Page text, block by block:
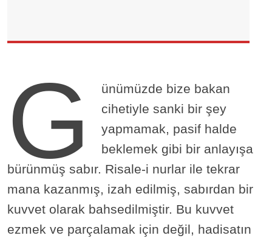
G
ünümüzde bize bakan
cihetiyle sanki bir şey
yapmamak, pasif halde
beklemek gibi bir anlayışa
bürünmüş sabır. Risale-i nurlar ile tekrar
mana kazanmış, izah edilmiş, sabırdan bir
kuvvet olarak bahsedilmiştir. Bu kuvvet
ezmek ve parçalamak için değil, hadisatın